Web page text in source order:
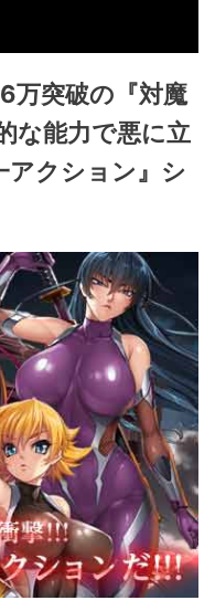
万突破の『対魔
な能力で悪に立
アクション』シ